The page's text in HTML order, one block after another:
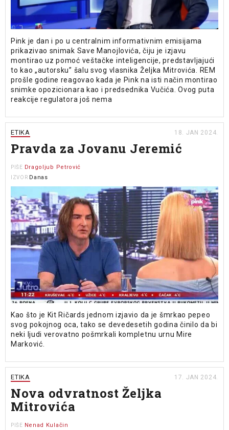
Pink je dan i po u centralnim informativnim emisijama
prikazivao snimak Save Manojlovića, čiju je izjavu
montirao uz pomoć veštačke inteligencije, predstavljajući
to kao „autorsku” šalu svog vlasnika Željka Mitrovića. REM
prošle godine reagovao kada je Pink na isti način montirao
snimke opozicionara kao i predsednika Vučića. Ovog puta
reakcije regulatora još nema
ETIKA 18. JAN 2024.
Pravda za Jovanu Jeremić
PIŠE Dragoljub Petrović
IZVOR Danas
Kao što je Kit Ričards jednom izjavio da je šmrkao pepeo
svog pokojnog oca, tako se devedesetih godina činilo da bi
neki ljudi verovatno pošmrkali kompletnu urnu Mire
Marković.
ETIKA 17. JAN 2024.
Nova odvratnost Željka
Mitrovića
PIŠE Nenad Kulačin